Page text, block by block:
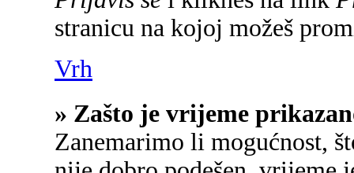
stranicu na kojoj možeš
Vrh
» Zašto je vrijeme
Zanemarimo li mogućnost,